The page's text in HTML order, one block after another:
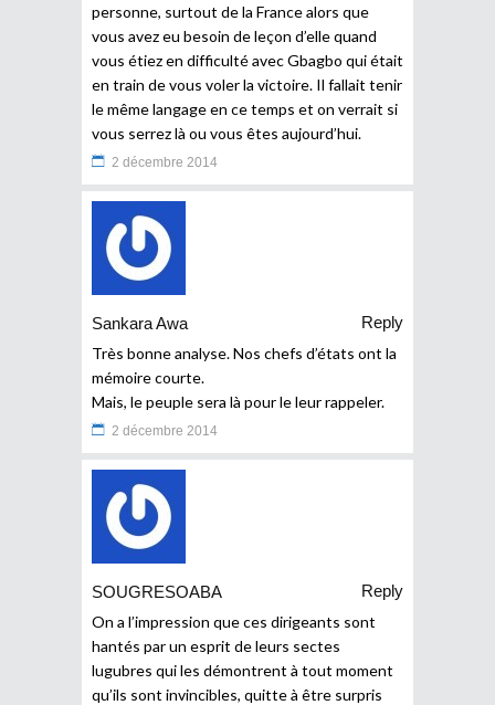
personne, surtout de la France alors que
vous avez eu besoin de leçon d’elle quand
vous étiez en difficulté avec Gbagbo qui était
en train de vous voler la victoire. Il fallait tenir
le même langage en ce temps et on verrait si
vous serrez là ou vous êtes aujourd’hui.
2 décembre 2014
Sankara Awa
Reply
Très bonne analyse. Nos chefs d’états ont la
mémoire courte.
Mais, le peuple sera là pour le leur rappeler.
2 décembre 2014
SOUGRESOABA
Reply
On a l’impression que ces dirigeants sont
hantés par un esprit de leurs sectes
lugubres qui les démontrent à tout moment
qu’ils sont invincibles, quitte à être surpris